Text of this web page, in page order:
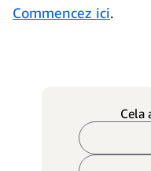
Commencez ici.
Cela